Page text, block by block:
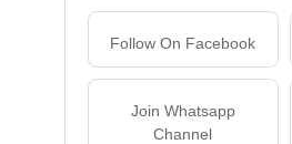
Follow On Facebook
Join Whatsapp
Channel